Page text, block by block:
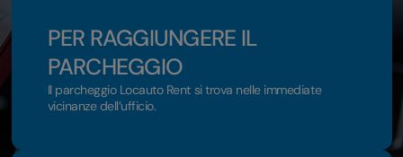
PER RAGGIUNGERE IL
PARCHEGGIO
Il parcheggio Locauto Rent si trova nelle immediate
vicinanze dell’ufficio.